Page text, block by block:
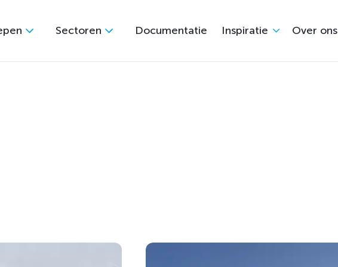
Sectoren Documentatie Inspiratie Over ons